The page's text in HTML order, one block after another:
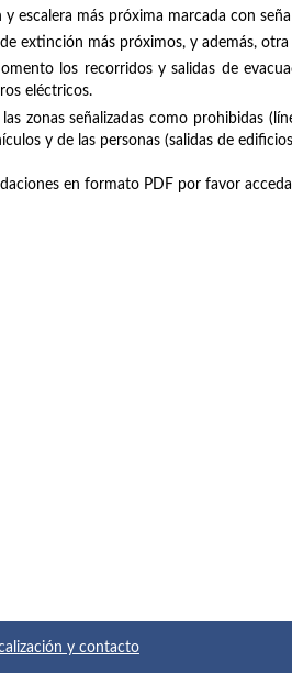
escalera más próxima marcada con
de extinción más próximos, y además,
los recorridos y salidas de
eléctricos.
zonas señalizadas como prohibidas
y de las personas (salidas de
en formato PDF por favor
y contacto